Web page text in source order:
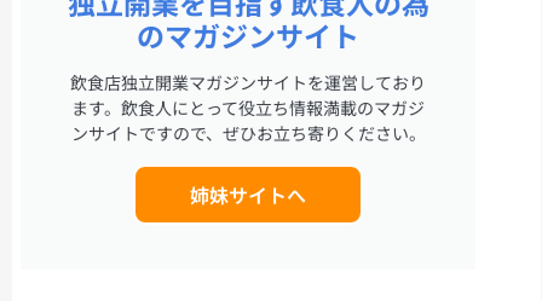
のマガジンサイト
飲食店独立開業マガジンサイトを運営しており
ます。飲食人にとって役立ち情報満載のマガジ
ンサイトですので、ぜひお立ち寄りください。
姉妹サイトへ